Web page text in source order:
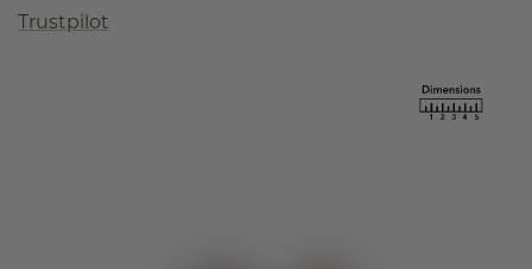
Trustpilot